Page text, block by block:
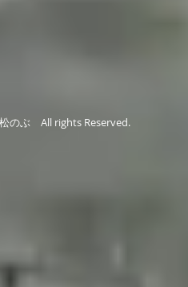
のぶ All rights Reserved.